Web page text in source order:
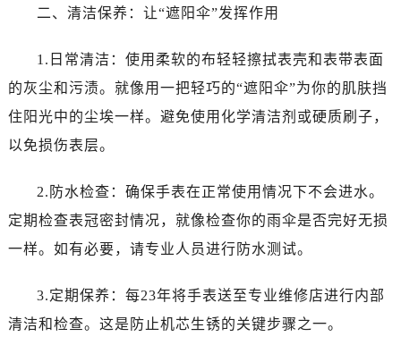
二、清洁保养：让“遮阳伞”发挥作用
1.日常清洁：使用柔软的布轻轻擦拭表壳和表带表面
的灰尘和污渍。就像用一把轻巧的“遮阳伞”为你的肌肤挡
住阳光中的尘埃一样。避免使用化学清洁剂或硬质刷子，
以免损伤表层。
2.防水检查：确保手表在正常使用情况下不会进水。
定期检查表冠密封情况，就像检查你的雨伞是否完好无损
一样。如有必要，请专业人员进行防水测试。
3.定期保养：每23年将手表送至专业维修店进行内部
清洁和检查。这是防止机芯生锈的关键步骤之一。